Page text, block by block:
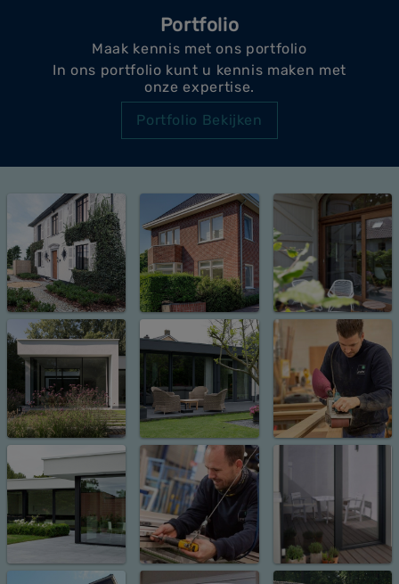
Portfolio
Maak kennis met ons portfolio
In ons portfolio kunt u kennis maken met
onze expertise.
Portfolio Bekijken